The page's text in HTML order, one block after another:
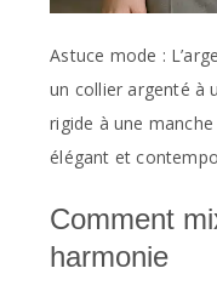
Astuce mode :
un collier argenté à
rigide à une
élégant et
Comment
harmonie